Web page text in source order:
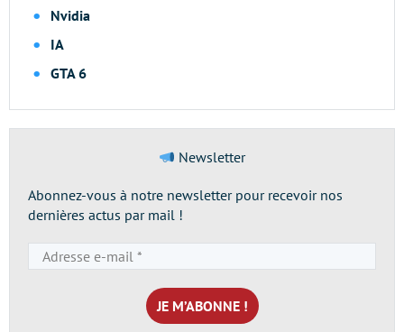
Nvidia
IA
GTA 6
Newsletter
Abonnez-vous à notre newsletter pour recevoir nos
dernières actus par mail !
e-
mail
*